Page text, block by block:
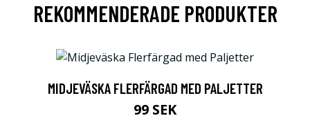
REKOMMENDERADE PRODUKTER
MIDJEVÄSKA FLERFÄRGAD MED PALJETTER
99 SEK